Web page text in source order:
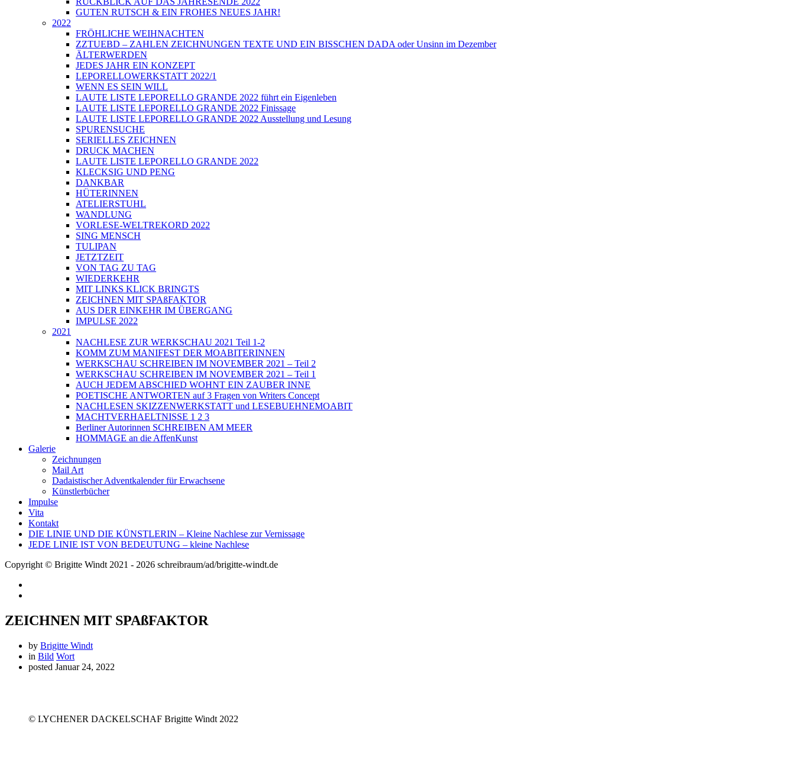
GUTEN RUTSCH & EIN FROHES NEUES JAHR!
2022
FRÖHLICHE WEIHNACHTEN
ZZTUEBD – ZAHLEN ZEICHNUNGEN TEXTE UND EIN BISSCHEN DADA oder Unsinn im Dezember
ÄLTERWERDEN
JEDES JAHR EIN KONZEPT
LEPORELLOWERKSTATT 2022/1
WENN ES SEIN WILL
LAUTE LISTE LEPORELLO GRANDE 2022 führt ein Eigenleben
LAUTE LISTE LEPORELLO GRANDE 2022 Finissage
LAUTE LISTE LEPORELLO GRANDE 2022 Ausstellung und Lesung
SPURENSUCHE
SERIELLES ZEICHNEN
DRUCK MACHEN
LAUTE LISTE LEPORELLO GRANDE 2022
KLECKSIG UND PENG
DANKBAR
HÜTERINNEN
ATELIERSTUHL
WANDLUNG
VORLESE-WELTREKORD 2022
SING MENSCH
TULIPAN
JETZTZEIT
VON TAG ZU TAG
WIEDERKEHR
MIT LINKS KLICK BRINGTS
ZEICHNEN MIT SPAßFAKTOR
AUS DER EINKEHR IM ÜBERGANG
IMPULSE 2022
2021
NACHLESE ZUR WERKSCHAU 2021 Teil 1-2
KOMM ZUM MANIFEST DER MOABITERINNEN
WERKSCHAU SCHREIBEN IM NOVEMBER 2021 – Teil 2
WERKSCHAU SCHREIBEN IM NOVEMBER 2021 – Teil 1
AUCH JEDEM ABSCHIED WOHNT EIN ZAUBER INNE
POETISCHE ANTWORTEN auf 3 Fragen von Writers Concept
NACHLESEN SKIZZENWERKSTATT und LESEBUEHNEMOABIT
MACHTVERHAELTNISSE 1 2 3
Berliner Autorinnen SCHREIBEN AM MEER
HOMMAGE an die AffenKunst
Galerie
Zeichnungen
Mail Art
Dadaistischer Adventkalender für Erwachsene
Künstlerbücher
Impulse
Vita
Kontakt
DIE LINIE UND DIE KÜNSTLERIN – Kleine Nachlese zur Vernissage
JEDE LINIE IST VON BEDEUTUNG – kleine Nachlese
Copyright © Brigitte Windt 2021 - 2026 schreibraum/ad/brigitte-windt.de
ZEICHNEN MIT SPAßFAKTOR
by Brigitte Windt
in Bild Wort
posted Januar 24, 2022
© LYCHENER DACKELSCHAF Brigitte Windt 2022